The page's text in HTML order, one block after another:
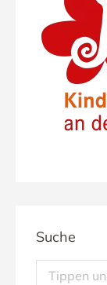
Suche
Suchen: